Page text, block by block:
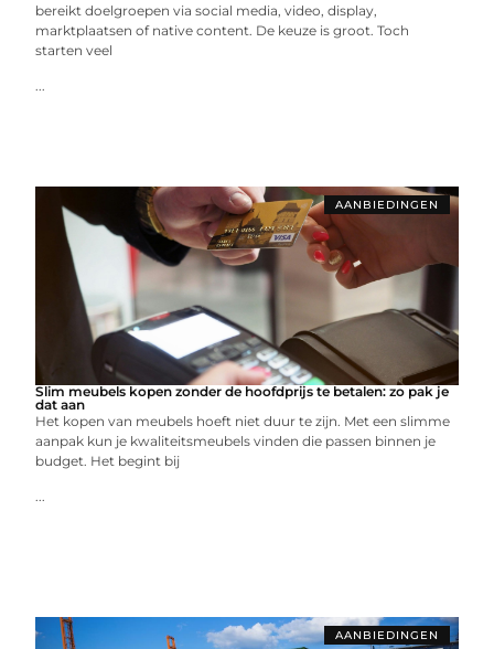
bereikt doelgroepen via social media, video, display,
marktplaatsen of native content. De keuze is groot. Toch
starten veel
...
AANBIEDINGEN
Slim meubels kopen zonder de hoofdprijs te betalen: zo pak je
dat aan
Het kopen van meubels hoeft niet duur te zijn. Met een slimme
aanpak kun je kwaliteitsmeubels vinden die passen binnen je
budget. Het begint bij
...
AANBIEDINGEN